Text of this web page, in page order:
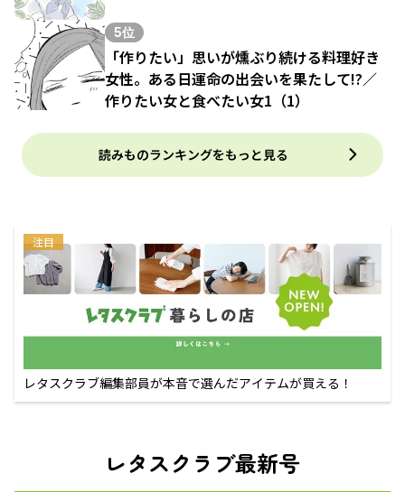
5位
「作りたい」思いが燻ぶり続ける料理好き
女性。ある日運命の出会いを果たして!?／
作りたい女と食べたい女1（1）
読みものランキングをもっと見る
注目
レタスクラブ編集部員が本音で選んだアイテムが買える！
レタスクラブ最新号